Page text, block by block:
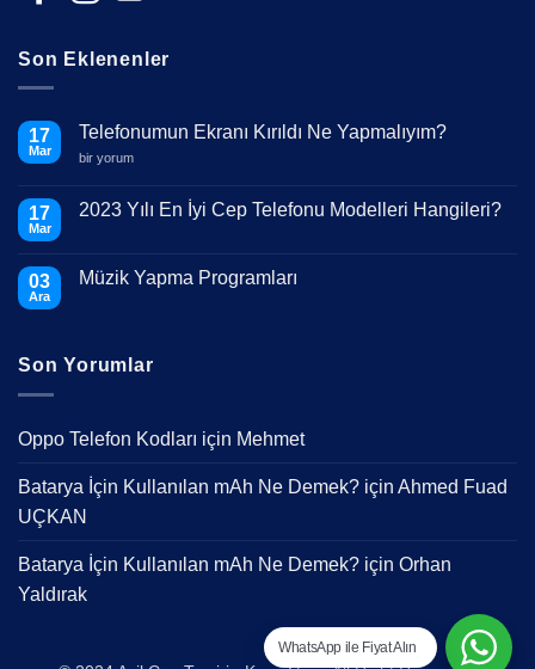
Son Eklenenler
17
Mar
Telefonumun Ekranı Kırıldı Ne Yapmalıyım?
Telefonumun
Ne
Yapmalıyım?
bir yorum
17
Mar
2023 Yılı En İyi Cep Telefonu Modelleri Hangileri?
Yılı
Modelleri
Hangileri?
03
Ara
Müzik Yapma Programları
Programları
Son Yorumlar
Oppo Telefon Kodları için Mehmet
Batarya İçin Kullanılan mAh Ne Demek? için Ahmed Fuad
UÇKAN
Batarya İçin Kullanılan mAh Ne Demek? için Orhan
Yaldırak
WhatsApp ile Fiyat Alın